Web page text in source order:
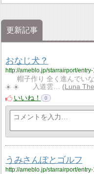
更新記事
おなじ犬？
http://ameblo.jp/starrairport/
帽子作り 全く進んで
☀️ ☀️ 入道雲…
Luna
いいね！
0
うみさんぽとゴルフ
http://ameblo.jp/starrairport/